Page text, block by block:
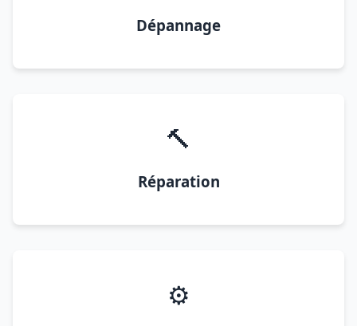
Dépannage
🔨
Réparation
⚙️